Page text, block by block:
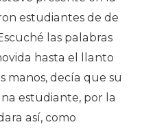
estudiantes de de
las palabras
hasta el llanto
manos, decía que su
estudiante, por la
así, como